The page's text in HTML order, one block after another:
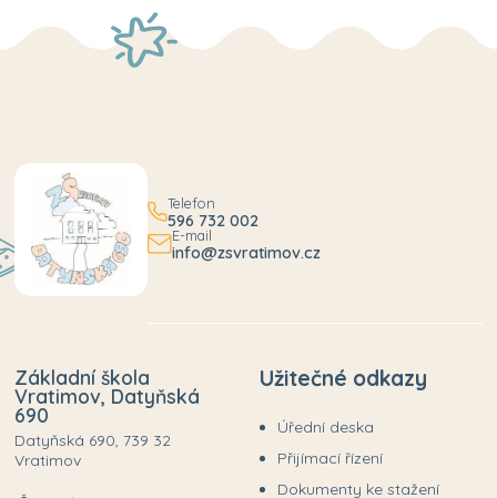
Telefon
596 732 002
E-mail
info@zsvratimov.cz
Základní škola
Vratimov, Datyňská
690
Datyňská 690, 739 32
Vratimov
Užitečné odkazy
Úřední deska
Přijímací řízení
Dokumenty ke stažení